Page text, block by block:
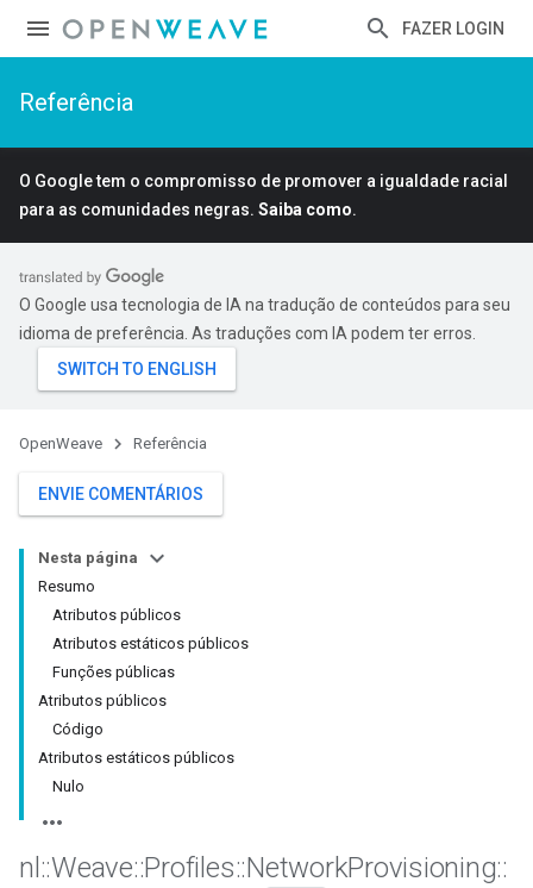
FAZER LOGIN
Referência
O Google tem o compromisso de promover a igualdade racial
para as comunidades negras. Saiba como.
O Google usa tecnologia de IA na tradução de conteúdos para seu
idioma de preferência. As traduções com IA podem ter erros.
OpenWeave Referência
ENVIE COMENTÁRIOS
Nesta página
Resumo
Atributos públicos
Atributos estáticos públicos
Funções públicas
Atributos públicos
Código
Atributos estáticos públicos
Nulo
nl ::Weave::Profiles::NetworkProvisioning::